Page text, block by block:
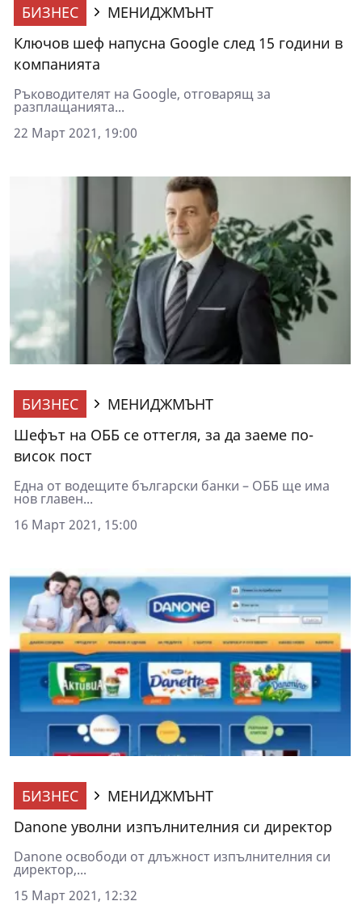
БИЗНЕС
МЕНИДЖМЪНТ
Ключов шеф напусна Google след 15 години в
компанията
Ръководителят на Google, отговарящ за
разплащанията...
22 Март 2021, 19:00
БИЗНЕС
МЕНИДЖМЪНТ
Шефът на ОББ се оттегля, за да заеме по-
висок пост
Една от водещите български банки – ОББ ще има
нов главен...
16 Март 2021, 15:00
БИЗНЕС
МЕНИДЖМЪНТ
Danone уволни изпълнителния си директор
Danone освободи от длъжност изпълнителния си
директор,...
15 Март 2021, 12:32